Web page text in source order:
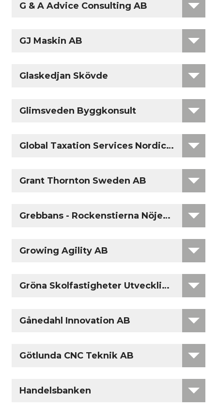
G & A Advice Consulting AB
GJ Maskin AB
Glaskedjan Skövde
Glimsveden Byggkonsult
Global Taxation Services Nordic Sweden
Grant Thornton Sweden AB
Grebbans - Rockenstierna
Growing Agility AB
Gröna Skolfastigheter Utveckling AB
Gånedahl Innovation AB
Götlunda CNC Teknik AB
Handelsbanken